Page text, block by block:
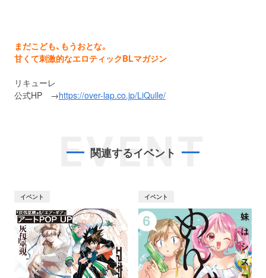
まだこども、もうおとな。
甘くて刺激的なエロティックBLマガジン
リキューレ
公式HP →https://over-lap.co.jp/LiQulle/
EVENT
関連するイベント
イベント イベント